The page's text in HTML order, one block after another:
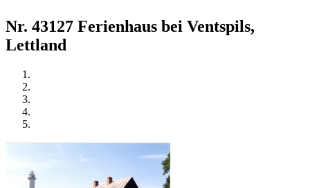
Nr. 43127 Ferienhaus bei Ventspils,
Lettland